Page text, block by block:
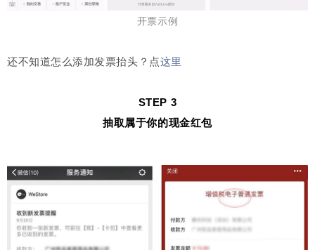
开票示例
还不知道怎么添加发票抬头？点这里
STEP 3
抽取属于你的现金红包